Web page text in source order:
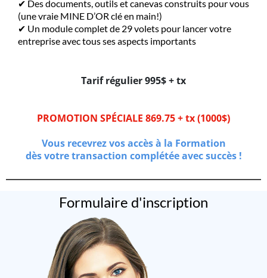
✔ Des documents, outils et canevas construits pour vous
(une vraie MINE D’OR clé en main!)
✔ Un module complet de 29 volets pour lancer votre
entreprise avec tous ses aspects importants
Tarif régulier 995$ + tx
PROMOTION SPÉCIALE 869.75 + tx (1000$)
Vous recevrez vos accès à la Formation
dès votre transaction complétée avec succès !
Formulaire d'inscription